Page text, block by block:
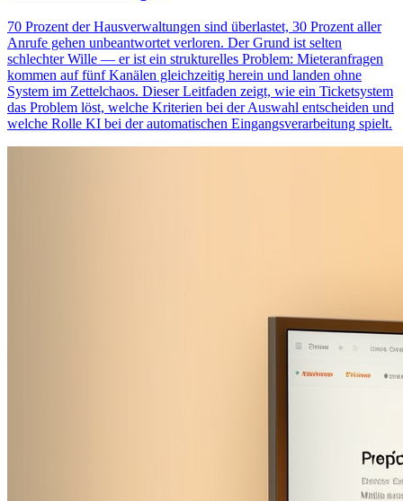
70 Prozent der Hausverwaltungen sind überlastet, 30 Prozent aller
Anrufe gehen unbeantwortet verloren. Der Grund ist selten
schlechter Wille — er ist ein strukturelles Problem: Mieteranfragen
kommen auf fünf Kanälen gleichzeitig herein und landen ohne
System im Zettelchaos. Dieser Leitfaden zeigt, wie ein Ticketsystem
das Problem löst, welche Kriterien bei der Auswahl entscheiden und
welche Rolle KI bei der automatischen Eingangsverarbeitung spielt.